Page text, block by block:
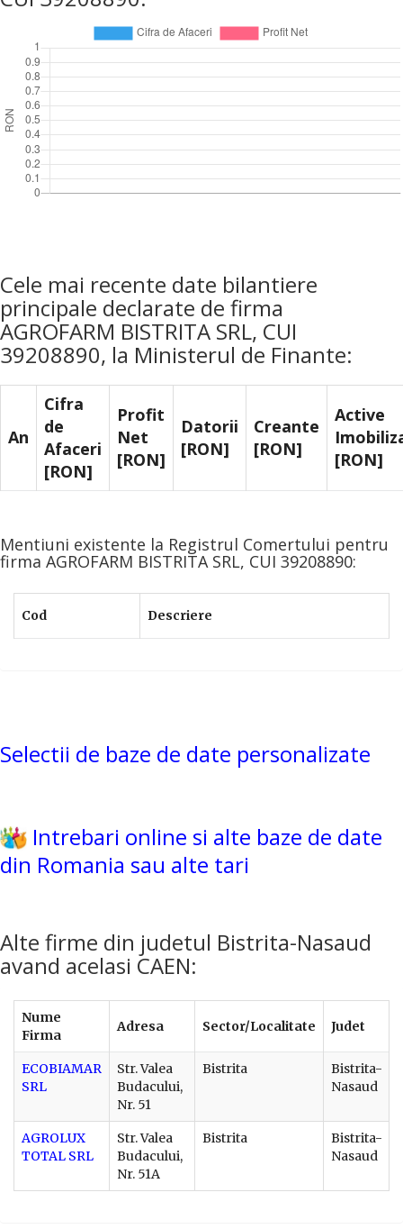
Cele mai recente date bilantiere
principale declarate de firma
AGROFARM BISTRITA SRL, CUI
39208890, la Ministerul de Finante:
An
Cifra
de
Afaceri
[RON]
Profit
Net
[RON]
Datorii
[RON]
Creante
[RON]
Active
[RON]
Mentiuni existente la Registrul Comertului pentru
firma AGROFARM BISTRITA SRL, CUI 39208890:
Cod Descriere
Selectii de baze de date personalizate
Intrebari online si alte baze de date
din Romania sau alte tari
Alte firme din judetul Bistrita-Nasaud
avand acelasi CAEN:
Nume
Firma
Adresa Sector/Localitate Judet
ECOBIAMAR
SRL
Str. Valea
Budacului,
Nr. 51
Bistrita
Bistrita-
Nasaud
AGROLUX
TOTAL SRL
Str. Valea
Budacului,
Nr. 51A
Bistrita
Bistrita-
Nasaud